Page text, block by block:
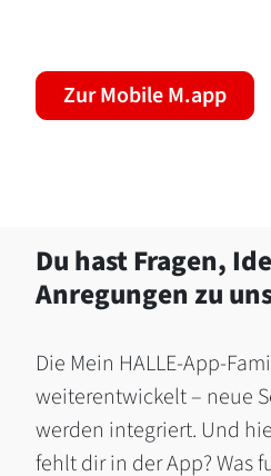
Zur Mobile M.app
Du hast Fragen,
Anregungen zu
Die Mein HALLE-App-
weiterentwickelt – neue
werden integriert. Und
fehlt dir in der App? Was